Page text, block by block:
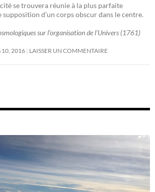
se trouvera réunie à la plus parfaite
supposition d’un corps obscur dans le centre.
sur l’organisation de l’Univers (1761)
10, 2016 LAISSER UN COMMENTAIRE